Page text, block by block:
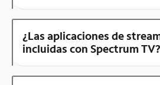
¿Las aplicaciones de
incluidas con Spectrum TV?